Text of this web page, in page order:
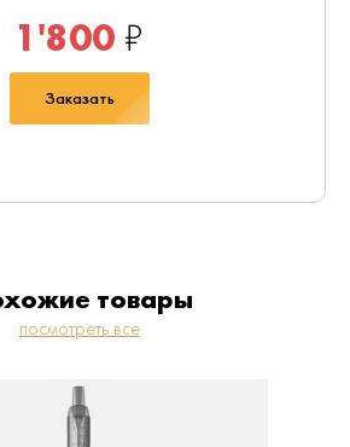
1'800 ₽
Заказать
товары
посмотреть все